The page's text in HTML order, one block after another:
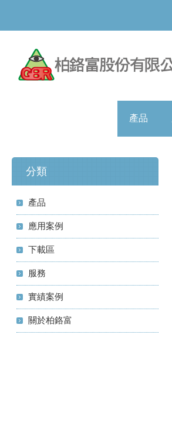
產品
分類
產品
應用案例
下載區
服務
實績案例
關於柏鉻富